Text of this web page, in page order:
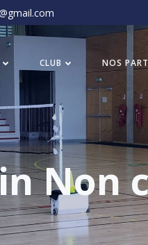
CLUB NOS
Non